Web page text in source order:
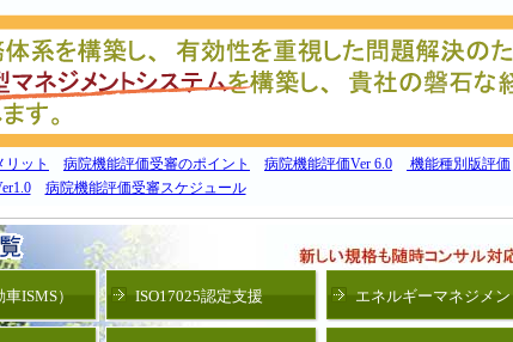
リット 病院機能評価受審のポイント 病院機能評価Ver 6.0
機能種別版評価
病院機能評価受審スケジュール
ISMS） ISO17025認定支援 エネルギーマネジメン